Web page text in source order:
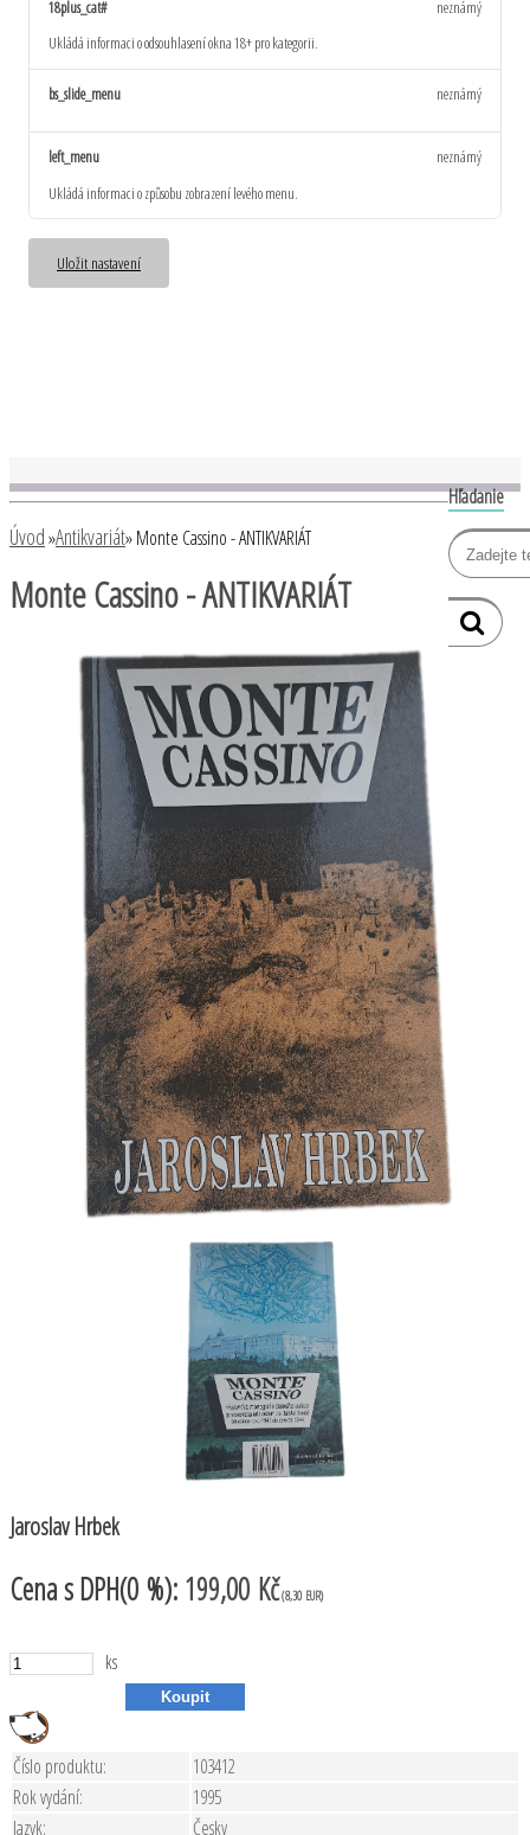
18plus_cat#
Ukládá informaci o odsouhlasení okna 18+ pro kategorii.
neznámý
bs_slide_menu neznámý
left_menu
Ukládá informaci o způsobu zobrazení levého menu.
neznámý
Uložit nastavení
Hľadanie
Úvod»Antikvariát»Monte Cassino - ANTIKVARIÁT
Monte Cassino - ANTIKVARIÁT
Jaroslav Hrbek
Cenas DPH(0 %): 199,00 Kč(8,30 EUR)
ks
Číslo produktu:
103412
Rok vydání:
1995
Jazyk:
Česky